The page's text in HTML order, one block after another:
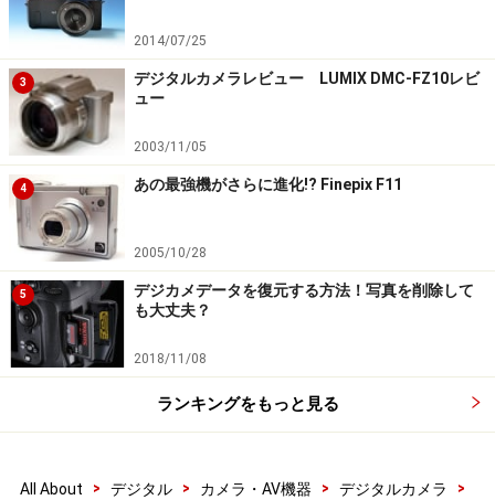
2014/07/25
3
デジタルカメラレビュー LUMIX DMC-FZ10レビ
ュー
2003/11/05
4 あの最強機がさらに進化!? Finepix F11
2005/10/28
5
デジカメデータを復元する方法！写真を削除して
も大丈夫？
2018/11/08
ランキングをもっと見る
All About > デジタル > カメラ・AV機器 > デジタルカメラ >